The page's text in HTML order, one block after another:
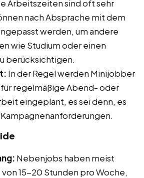
Arbeitszeiten sind oft sehr
nach Absprache mit dem
werden, um andere
wie Studium oder einen
berücksichtigen.
In der Regel werden Minijobber
regelmäßige Abend- oder
eingeplant, es sei denn, es
Nebenjobs haben meist
15-20 Stunden pro Woche,